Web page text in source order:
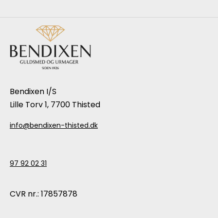
Bendixen I/S
Lille Torv 1, 7700 Thisted
info@bendixen-thisted.dk
97 92 02 31
CVR nr.: 17857878